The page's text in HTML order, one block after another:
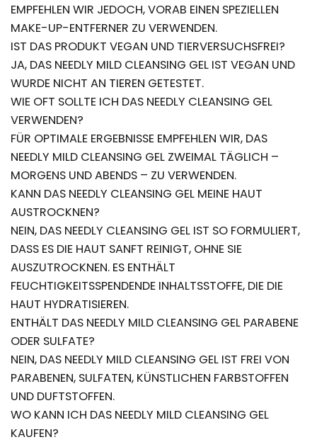
EMPFEHLEN WIR JEDOCH, VORAB EINEN SPEZIELLEN
MAKE-UP-ENTFERNER ZU VERWENDEN.
IST DAS PRODUKT VEGAN UND TIERVERSUCHSFREI?
JA, DAS NEEDLY MILD CLEANSING GEL IST VEGAN UND
WURDE NICHT AN TIEREN GETESTET.
WIE OFT SOLLTE ICH DAS NEEDLY CLEANSING GEL
VERWENDEN?
FÜR OPTIMALE ERGEBNISSE EMPFEHLEN WIR, DAS
NEEDLY MILD CLEANSING GEL ZWEIMAL TÄGLICH –
MORGENS UND ABENDS – ZU VERWENDEN.
KANN DAS NEEDLY CLEANSING GEL MEINE HAUT
AUSTROCKNEN?
NEIN, DAS NEEDLY CLEANSING GEL IST SO FORMULIERT,
DASS ES DIE HAUT SANFT REINIGT, OHNE SIE
AUSZUTROCKNEN. ES ENTHÄLT
FEUCHTIGKEITSSPENDENDE INHALTSSTOFFE, DIE DIE
HAUT HYDRATISIEREN.
ENTHÄLT DAS NEEDLY MILD CLEANSING GEL PARABENE
ODER SULFATE?
NEIN, DAS NEEDLY MILD CLEANSING GEL IST FREI VON
PARABENEN, SULFATEN, KÜNSTLICHEN FARBSTOFFEN
UND DUFTSTOFFEN.
WO KANN ICH DAS NEEDLY MILD CLEANSING GEL
KAUFEN?